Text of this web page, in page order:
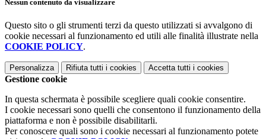
Nessun contenuto da visualizzare
Questo sito o gli strumenti terzi da questo utilizzati si avvalgono di
cookie necessari al funzionamento ed utili alle finalità illustrate nella
COOKIE POLICY.
Personalizza Rifiuta tutti i cookies Accetta tutti i cookies
Gestione cookie
In questa schermata è possibile scegliere quali cookie consentire.
I cookie necessari sono quelli che consentono il funzionamento della
piattaforma e non è possibile disabilitarli.
Per conoscere quali sono i cookie necessari al funzionamento potete